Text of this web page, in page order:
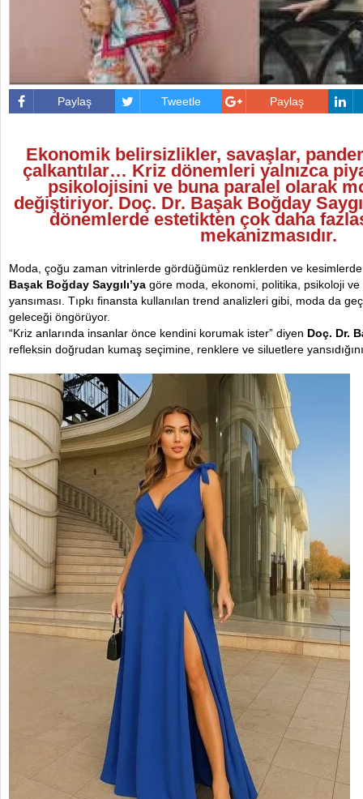
Paylaş Tweetle Paylaş
Ekonomik belirsizlikler, savaşlar,
çalkantılar… Kriz dönemleri yalnızca
psikolojisini ve buna paralel olarak
değiştiriyor. Doç. Dr. Başak Boğday
dönemlerde estetikten çok daha
mekanizmasıdır.
Moda, çoğu zaman vitrinlerde gördüğümüz renklerden ve
Başak Boğday Saygılı’ya göre moda, ekonomi, politika, psikoloji
yansıması. Tıpkı finansta kullanılan trend analizleri gibi, moda da
geleceği öngörüyor.
“Kriz anlarında insanlar önce kendini korumak ister” diyen Doç. Dr.
refleksin doğrudan kumaş seçimine, renklere ve siluetlere